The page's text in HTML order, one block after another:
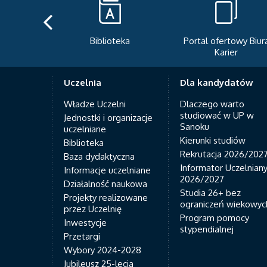
Portal ofertowy Biura
Uczelnia
Władze Uczelni
Jednostki i organizacje
uczelniane
Biblioteka
Baza dydaktyczna
Informacje uczelniane
Działalność naukowa
Projekty realizowane
przez Uczelnię
Inwestycje
Przetargi
Wybory 2024-2028
Jubileusz 25-lecia
Dla kandydatów
Dlaczego warto
studiować w UP w
Sanoku
Kierunki studiów
Rekrutacja 2026/
Informator Uczelniany
2026/2027
Studia 26+ bez
ograniczeń
Program pomocy
stypendialnej